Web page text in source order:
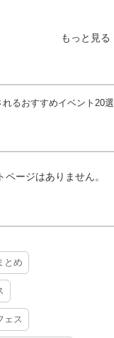
もっと見る
るおすすめイベント20選
ージはありません。
とめ
ェス